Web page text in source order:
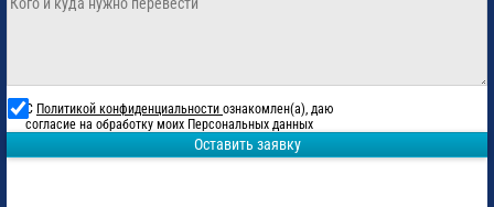
С Политикой конфиденциальности ознакомлен(а), даю
согласие на обработку моих Персональных данных
Оставить заявку